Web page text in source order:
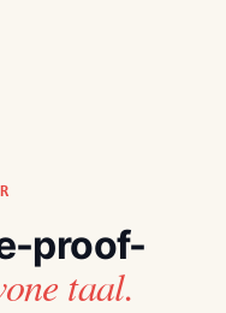
proof-
taal.